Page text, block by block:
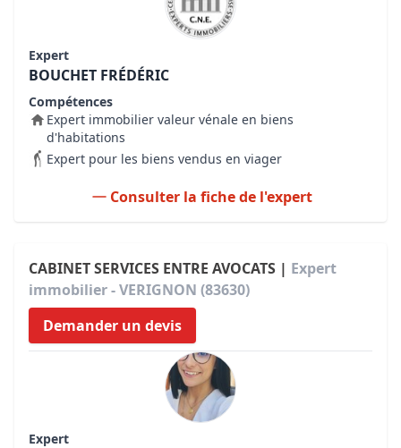
Expert
BOUCHET FRÉDÉRIC
Compétences
Expert immobilier valeur vénale en biens
d'habitations
Expert pour les biens vendus en viager
Consulter la fiche de l'expert
CABINET SERVICES ENTRE AVOCATS | Expert
immobilier - VERIGNON (83630)
Demander un devis
Expert